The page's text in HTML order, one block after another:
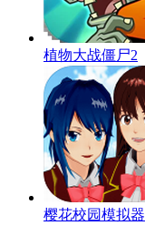
植物大战僵尸2
樱花校园模拟器